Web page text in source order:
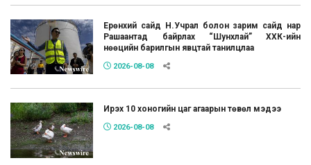
Ерөнхий сайд Н.Учрал болон зарим сайд нар
Рашаантад байрлах “Шунхлай” ХХК-ийн
нөөцийн барилгын явцтай танилцлаа
2026-08-08
Ирэх 10 хоногийн цаг агаарын төвөл мэдээ
2026-08-08